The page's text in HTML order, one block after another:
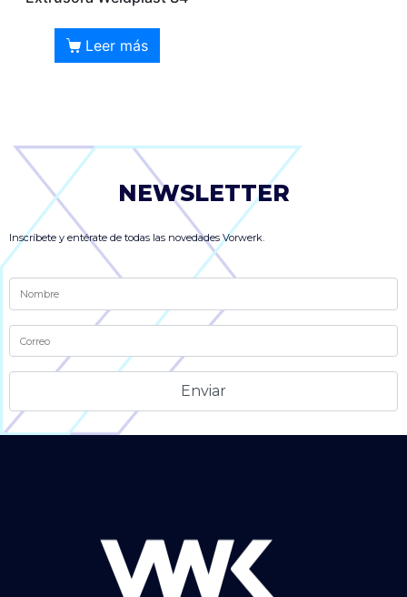
Leer más
NEWSLETTER
Inscríbete y entérate de todas las novedades Vorwerk.
Alternative: